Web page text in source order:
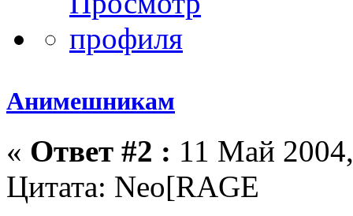
Анимешникам
« Ответ #2 : 11 Май
Цитата: Neo[RAGE